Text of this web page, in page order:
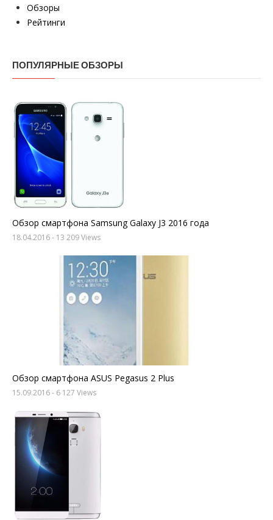
Обзоры
Рейтинги
ПОПУЛЯРНЫЕ ОБЗОРЫ
Обзор смартфона Samsung Galaxy J3 2016 года
18.04.2016- 13 209 Views
Обзор смартфона ASUS Pegasus 2 Plus
15.09.2016- 6 127 Views